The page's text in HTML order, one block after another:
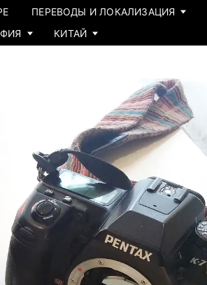
ПЕРЕВОДЫ И ЛОКАЛИЗАЦИЯ
КИТАЙ